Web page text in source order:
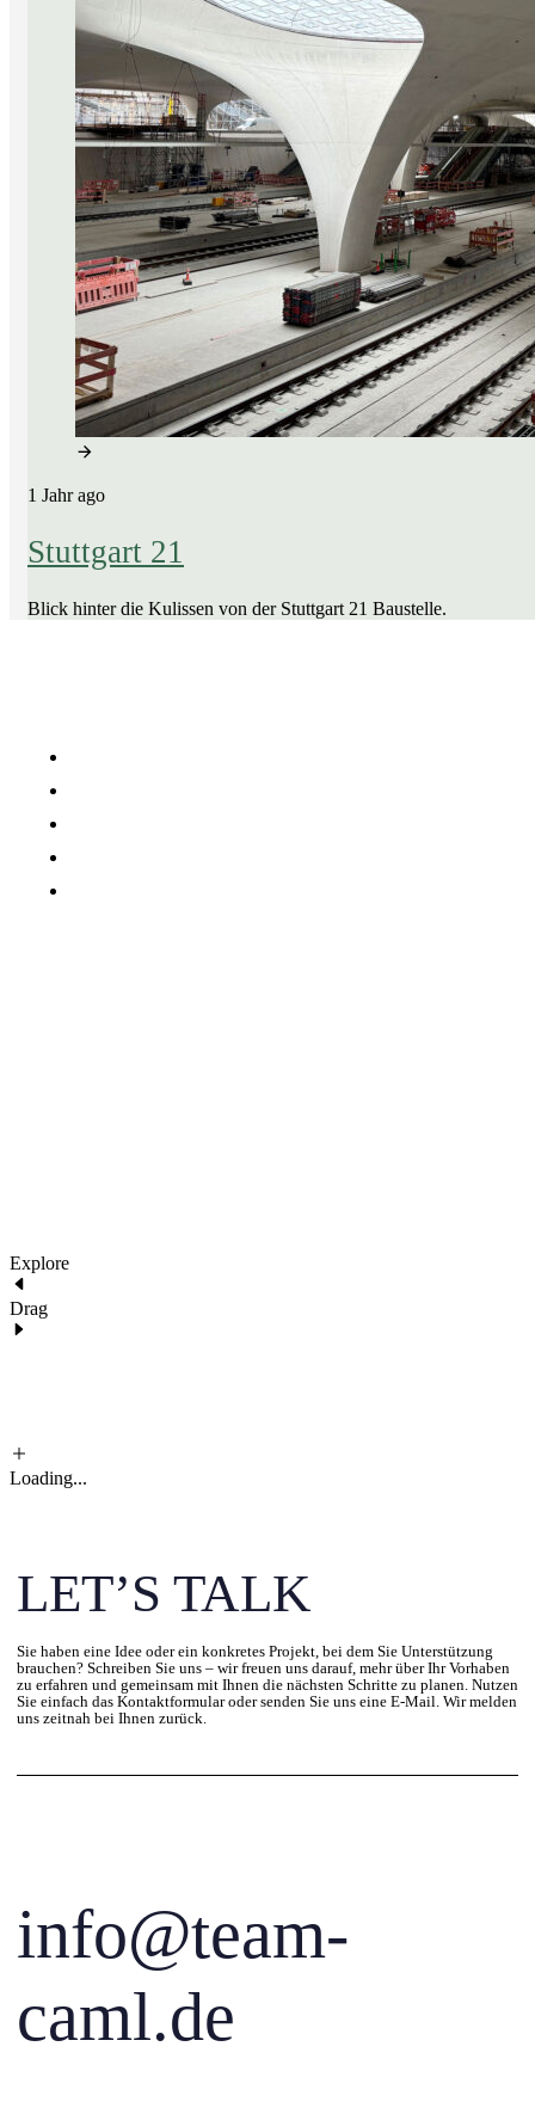
1 Jahr ago
Stuttgart 21
Blick hinter die Kulissen von der Stuttgart 21 Baustelle.
Explore
Drag
Loading...
LET’S TALK
Sie haben eine Idee oder ein konkretes Projekt, bei dem Sie Unterstützung
brauchen? Schreiben Sie uns – wir freuen uns darauf, mehr über Ihr Vorhaben
zu erfahren und gemeinsam mit Ihnen die nächsten Schritte zu planen. Nutzen
Sie einfach das Kontaktformular oder senden Sie uns eine E-Mail. Wir melden
uns zeitnah bei Ihnen zurück.
info@team-
caml.de